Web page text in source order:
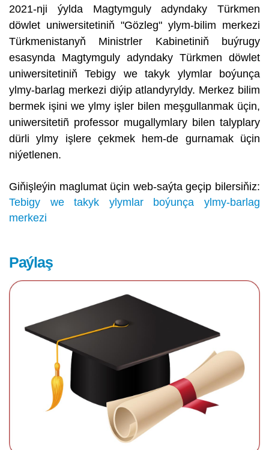
2021-nji ýylda Magtymguly adyndaky Türkmen
döwlet uniwersitetiniň "Gözleg" ylym-bilim merkezi
Türkmenistanyň Ministrler Kabinetiniň buýrugy
esasynda Magtymguly adyndaky Türkmen döwlet
uniwersitetiniň Tebigy we takyk ylymlar boýunça
ylmy-barlag merkezi diýip atlandyryldy. Merkez bilim
bermek işini we ylmy işler bilen meşgullanmak üçin,
uniwersitetiñ professor mugallymlary bilen talyplary
dürli ylmy işlere çekmek hem-de gurnamak üçin
niýetlenen.
Giňişleýin maglumat üçin web-saýta geçip bilersiňiz:
Tebigy we takyk ylymlar boýunça ylmy-barlag
merkezi
Paýlaş